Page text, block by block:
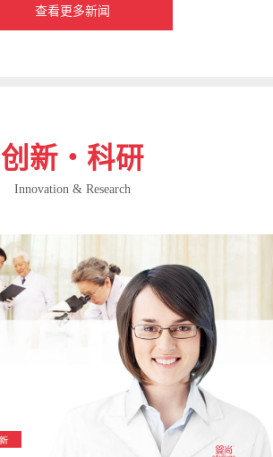
查看更多新闻
创新・科研
Innovation & Research